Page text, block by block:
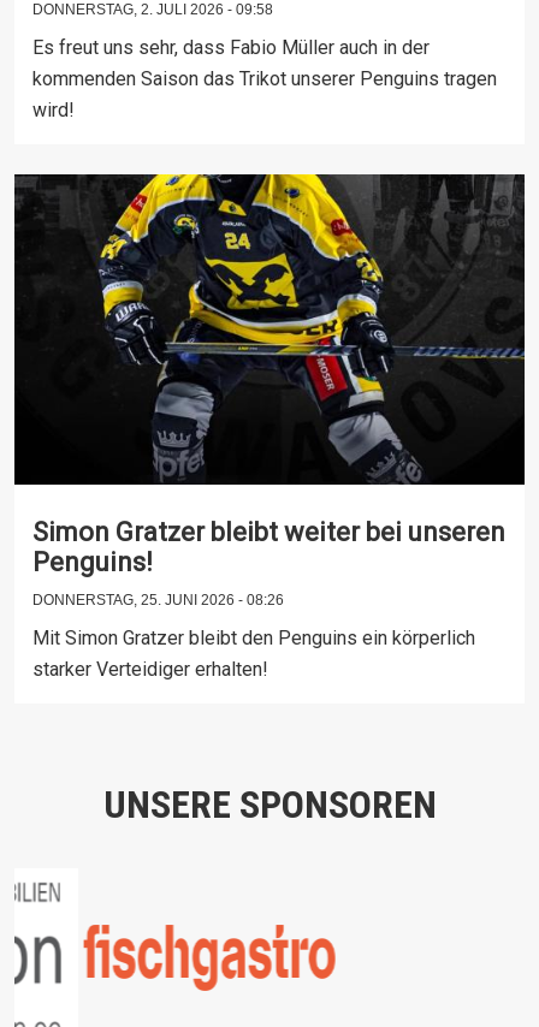
DONNERSTAG, 2. JULI 2026 - 09:58
Es freut uns sehr, dass Fabio Müller auch in der
kommenden Saison das Trikot unserer Penguins tragen
wird!
Simon Gratzer bleibt weiter bei unseren
Penguins!
DONNERSTAG, 25. JUNI 2026 - 08:26
Mit Simon Gratzer bleibt den Penguins ein körperlich
starker Verteidiger erhalten!
UNSERE SPONSOREN